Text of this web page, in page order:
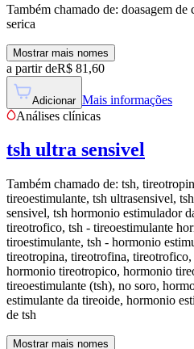
Também chamado de: doasagem de
serica
Mostrar mais nomes
a partir deR$ 81,60
Adicionar Mais informações
Análises clínicas
tsh ultra sensivel
Também chamado de: tsh,
tireoestimulante, tsh ultrasensivel,
sensivel, tsh hormonio estimulador
tireotrofico, tsh - tireoestimulante
tiroestimulante, tsh - hormonio
tireotropina, tireotrofina,
hormonio tireotropico, hormonio
tireoestimulante (tsh), no soro,
estimulante da tireoide, hormonio
de tsh
Mostrar mais nomes